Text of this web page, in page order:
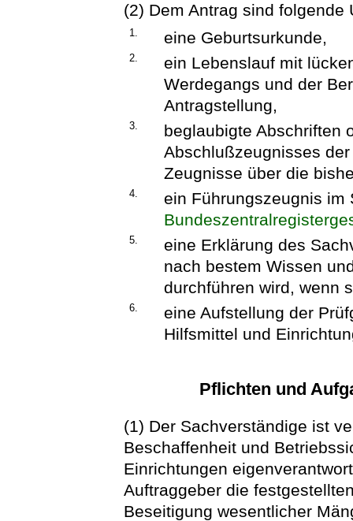
(2) Dem Antrag sind folgende
1. eine Geburtsurkunde,
2.
ein Lebenslauf mit
Werdegangs und der
Antragstellung,
3.
beglaubigte Abschriften
Abschlußzeugnisses
Zeugnisse über die
4.
ein Führungszeugnis im
5.
eine Erklärung des
nach bestem Wissen
durchführen wird, wenn
6.
eine Aufstellung der
Hilfsmittel und
Pflichten und
(1) Der Sachverständige ist
Beschaffenheit und
Einrichtungen
Auftraggeber die
Beseitigung wesentlicher